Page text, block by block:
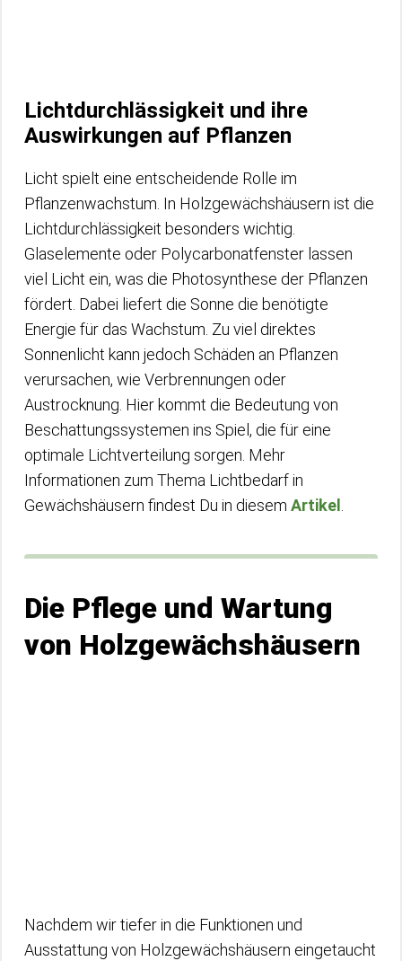
Lichtdurchlässigkeit und ihre
Auswirkungen auf Pflanzen
Licht spielt eine entscheidende Rolle im
Pflanzenwachstum. In Holzgewächshäusern ist die
Lichtdurchlässigkeit besonders wichtig.
Glaselemente oder Polycarbonatfenster lassen
viel Licht ein, was die Photosynthese der Pflanzen
fördert. Dabei liefert die Sonne die benötigte
Energie für das Wachstum. Zu viel direktes
Sonnenlicht kann jedoch Schäden an Pflanzen
verursachen, wie Verbrennungen oder
Austrocknung. Hier kommt die Bedeutung von
Beschattungssystemen ins Spiel, die für eine
optimale Lichtverteilung sorgen. Mehr
Informationen zum Thema Lichtbedarf in
Gewächshäusern findest Du in diesem Artikel
Die Pflege und Wartung
von Holzgewächshäusern
Nachdem wir tiefer in die Funktionen und
Ausstattung von Holzgewächshäusern eingetaucht